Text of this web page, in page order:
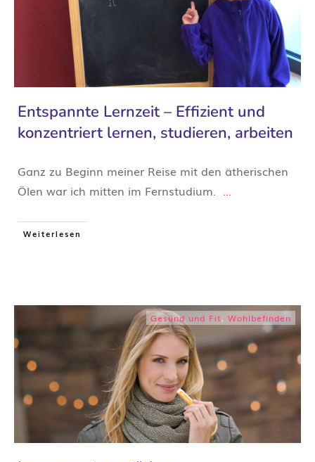
Entspannte Lernzeit – Effizient und
konzentriert lernen, studieren, arbeiten
Ganz zu Beginn meiner Reise mit den ätherischen
Ölen war ich mitten im Fernstudium. ...
Weiterlesen
Gesund und Fit, Wohlbefinden